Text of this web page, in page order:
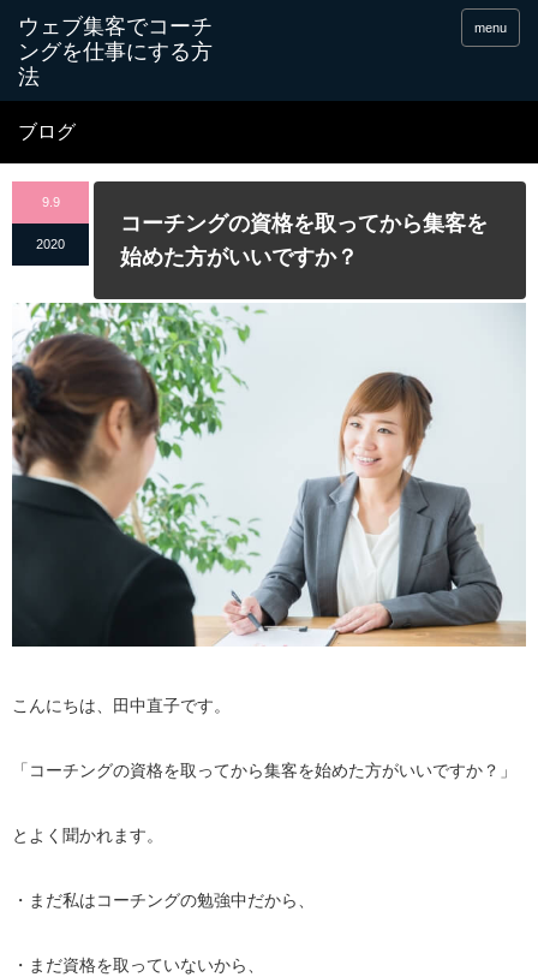
menu
ブログ
9.9
2020
コーチングの資格を取ってから集客を
始めた方がいいですか？
こんにちは、田中直子です。
「コーチングの資格を取ってから集客を始めた方がいいですか？」
とよく聞かれます。
・まだ私はコーチングの勉強中だから、
・まだ資格を取っていないから、